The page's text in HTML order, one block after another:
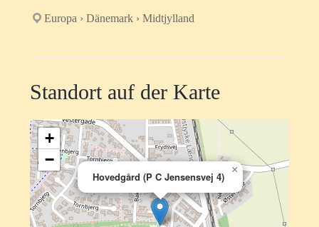
Europa › Dänemark › Midtjylland
Standort auf der Karte
Hovedgård (P C Jensensvej 4)
×
+
−